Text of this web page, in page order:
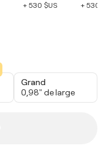
+ 530 $US
+ 530
Grand
0,98" de large